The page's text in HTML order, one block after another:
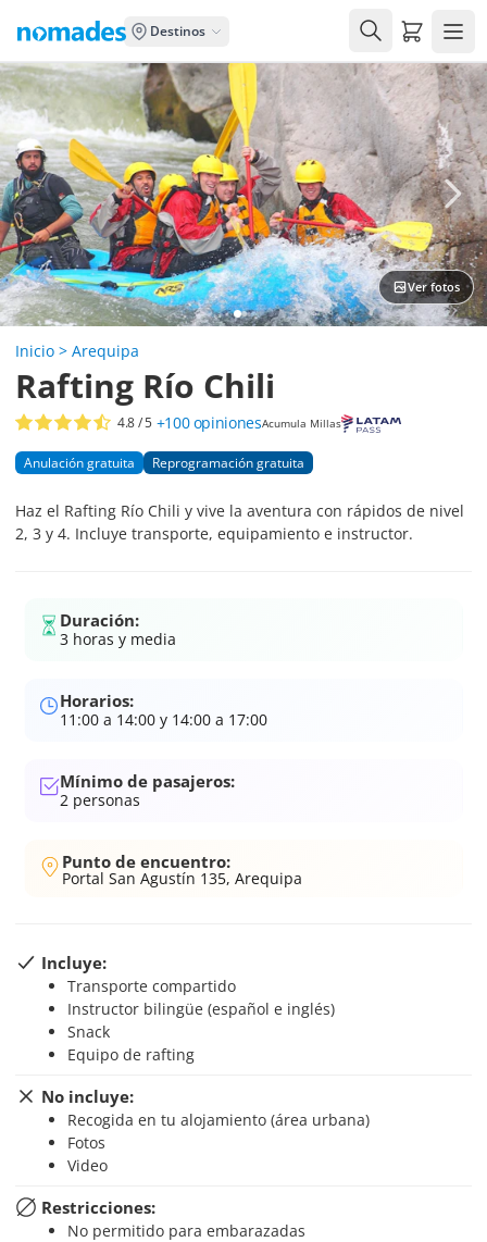
Destinos Carrito
Ver fotos
Inicio > Arequipa
Rafting Río Chili
4.8/ 5 +100 opinionesAcumula Millas
Anulación gratuita Reprogramación gratuita
Haz el Rafting Río Chili y vive la aventura con rápidos de nivel
2, 3 y 4. Incluye transporte, equipamiento e instructor.
Duración:
3 horas y media
Horarios:
11:00 a 14:00 y 14:00 a 17:00
Mínimo de pasajeros:
2 personas
Punto de encuentro:
Portal San Agustín 135, Arequipa
Incluye:
Transporte compartido
Instructor bilingüe (español e inglés)
Snack
Equipo de rafting
No incluye:
Recogida en tu alojamiento (área urbana)
Fotos
Video
Restricciones:
No permitido para embarazadas